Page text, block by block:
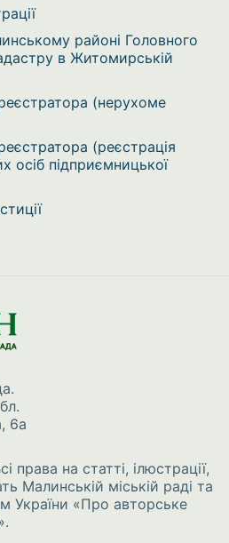
районі Головного
в Житомирській
(нерухоме
(реєстрація
осіб підприємницької
6а
права на статті, ілюстрації,
Малинській міській раді та
України «Про авторське
.